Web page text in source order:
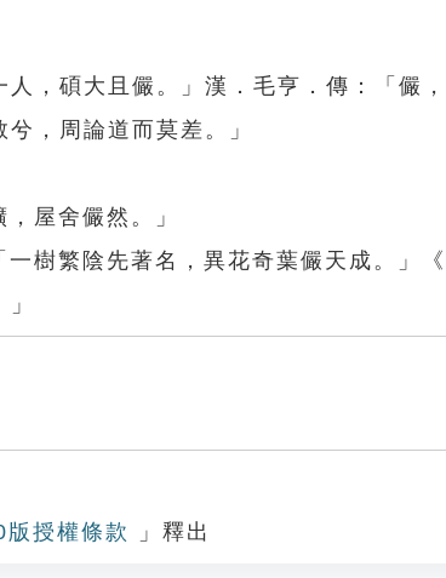
，碩大且儼。」漢．毛亨．傳：「儼
，周論道而莫差。」
屋舍儼然。」
樹繁陰先著名，異花奇葉儼天成。」
授權條款 」釋出